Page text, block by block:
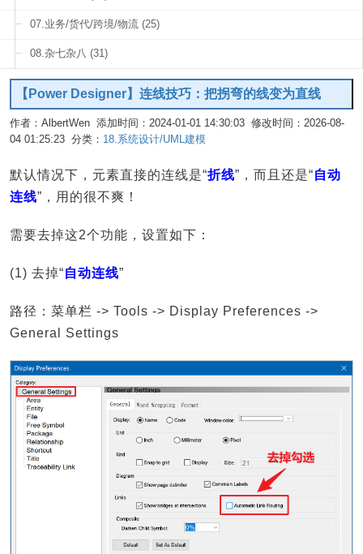
07.业务/货代/跨境/物流 (25)
08.杂七杂八 (31)
【Power Designer】连线技巧：把拐弯的线变为直线
作者：AlbertWen 添加时间：2024-01-01 14:30:03 修改时间：2026-08-
04 01:25:23 分类： 18.系统设计/UML建模
默认情况下，元素直接的连线是“折线”，而且还是“自动
连线”，用的很不爽！
需要去掉这2个功能，设置如下：
(1) 去掉“自动连线”
路径：菜单栏 -> Tools -> Display Preferences ->
General Settings